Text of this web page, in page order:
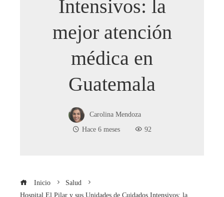
Intensivos: la
mejor atención
médica en
Guatemala
Carolina Mendoza
Hace 6 meses
92
Inicio
Salud
Hospital El Pilar y sus Unidades de Cuidados Intensivos: la